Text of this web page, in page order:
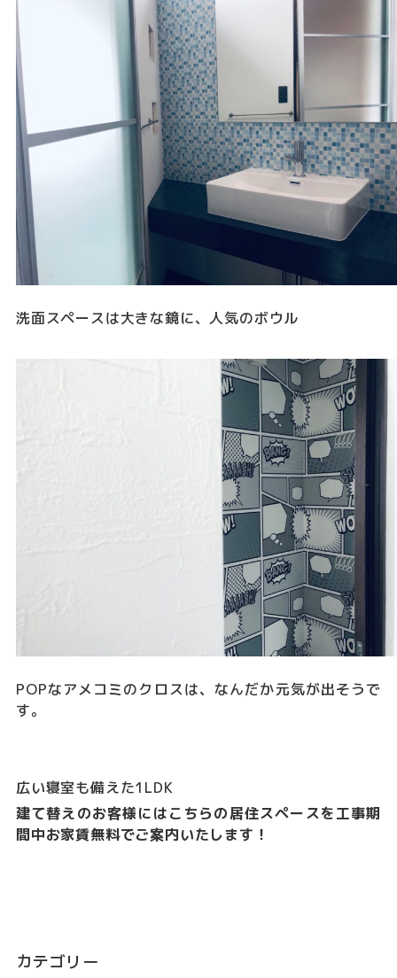
洗面スペースは大きな鏡に、人気のボウル
POPなアメコミのクロスは、なんだか元気が出そうで
す。
広い寝室も備えた1LDK
建て替えのお客様にはこちらの居住スペースを工事期
間中お家賃無料でご案内いたします！
カテゴリー